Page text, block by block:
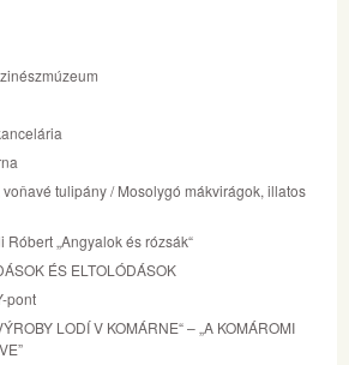
tulipány / Mosolygó mákvirágok, illatos
„Angyalok és rózsák“
ÉS ELTOLÓDÁSOK
pont
LODÍ V KOMÁRNE“ – „A KOMÁROMI